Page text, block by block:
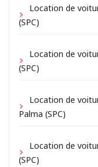
Location de
(SPC)
Location de
(SPC)
Location de
Palma (SPC)
Location de
(SPC)